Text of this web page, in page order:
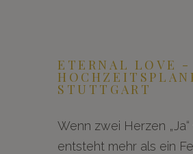
ETERNAL LOVE -
STUTTGART
Wenn zwei Herzen
entsteht mehr als ein